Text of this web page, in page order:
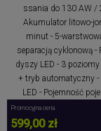
ssania do 130 AW /
Akumulator litowo-
minut - 5-
separacją cyklonową -
dyszy LED - 3
+ tryb automatyczny -
LED - Pojemność
Promocyjna cena
599,00 zł